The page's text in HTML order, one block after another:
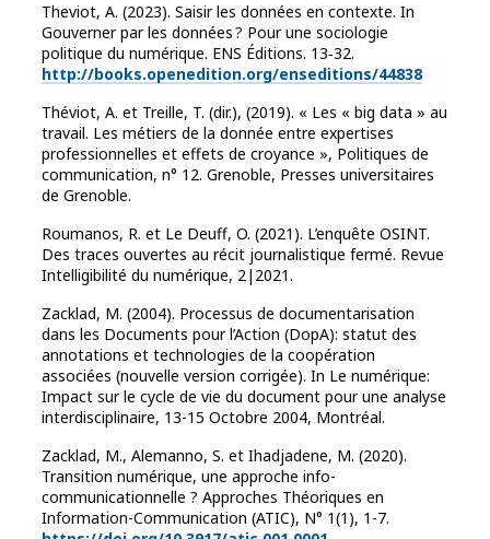
Theviot, A. (2023). Saisir les données en contexte. In
Gouverner par les données ? Pour une sociologie
politique du numérique. ENS Éditions. 13‑32.
http://books.openedition.org/enseditions/44838
Théviot, A. et Treille, T. (dir.), (2019). « Les « big data » au
travail. Les métiers de la donnée entre expertises
professionnelles et effets de croyance », Politiques de
communication, n° 12. Grenoble, Presses universitaires
de Grenoble.
Roumanos, R. et Le Deuff, O. (2021). L’enquête OSINT.
Des traces ouvertes au récit journalistique fermé. Revue
Intelligibilité du numérique, 2|2021.
Zacklad, M. (2004). Processus de documentarisation
dans les Documents pour l’Action (DopA): statut des
annotations et technologies de la coopération
associées (nouvelle version corrigée). In Le numérique:
Impact sur le cycle de vie du document pour une analyse
interdisciplinaire, 13-15 Octobre 2004, Montréal.
Zacklad, M., Alemanno, S. et Ihadjadene, M. (2020).
Transition numérique, une approche info-
communicationnelle ? Approches Théoriques en
Information-Communication (ATIC), N° 1(1), 1-7.